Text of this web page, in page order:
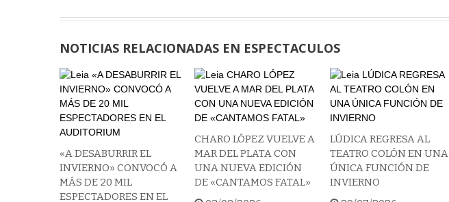
NOTICIAS RELACIONADAS EN ESPECTACULOS
«A DESABURRIR EL
INVIERNO» CONVOCÓ A
MÁS DE 20 MIL
ESPECTADORES EN EL
CHARO LÓPEZ VUELVE A
MAR DEL PLATA CON
UNA NUEVA EDICIÓN
DE «CANTAMOS FATAL»
LÚDICA REGRESA AL
TEATRO COLÓN EN UNA
ÚNICA FUNCIÓN DE
INVIERNO